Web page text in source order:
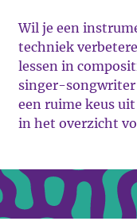
Wil je een
techniek
lessen in
singer-songwriter
een ruime keus
in het overzicht